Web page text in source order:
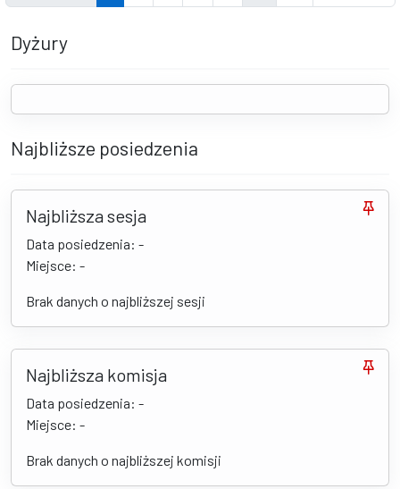
Dyżury
Najbliższe posiedzenia
Najbliższa sesja
Data posiedzenia: -
Miejsce: -
Brak danych o najbliższej sesji
Najbliższa komisja
Data posiedzenia: -
Miejsce: -
Brak danych o najbliższej komisji